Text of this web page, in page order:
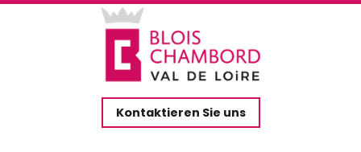
Kontaktieren Sie uns